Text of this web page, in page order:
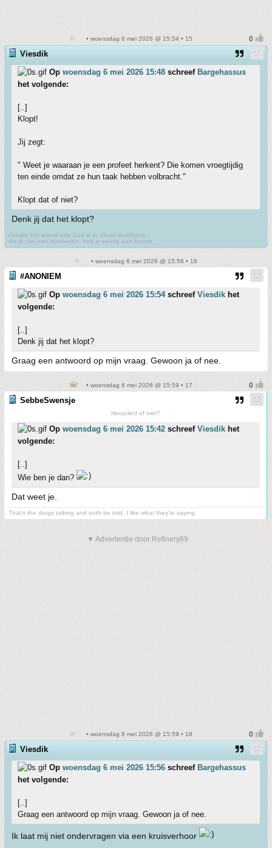
• woensdag 6 mei 2026 @ 15:54 • 15
Viesdik
Op woensdag 6 mei 2026 15:48 schreef Bargehassus
het volgende:
[..]
Klopt!
Jij zegt:
" Weet je waaraan je een profeet herkent? Die komen vroegtijdig
ten einde omdat ze hun taak hebben volbracht."
Klopt dat of niet?
Denk jij dat het klopt?
Zonder het woord van God is er alleen duisternis.
Als je niet kan relativeren, heb je weinig aan kennis.
• woensdag 6 mei 2026 @ 15:56 • 16
#ANONIEM
Op woensdag 6 mei 2026 15:54schreef Viesdik het
volgende:
[..]
Denk jij dat het klopt?
Graag een antwoord op mijn vraag. Gewoon ja of nee.
• woensdag 6 mei 2026 @ 15:59 • 17
SebbeSwensje
Heraclied of niet?
Op woensdag 6 mei 2026 15:42 schreef Viesdik het
volgende:
[..]
Wie ben je dan?
Dat weet je.
That's the drugs talking and truth be told, I like what they're saying.
▼ Advertentie door Refinery89
• woensdag 6 mei 2026 @ 15:59 • 18
Viesdik
Op woensdag 6 mei 2026 15:56 schreef Bargehassus
het volgende:
[..]
Graag een antwoord op mijn vraag. Gewoon ja of nee.
Ik laat mij niet ondervragen via een kruisverhoor